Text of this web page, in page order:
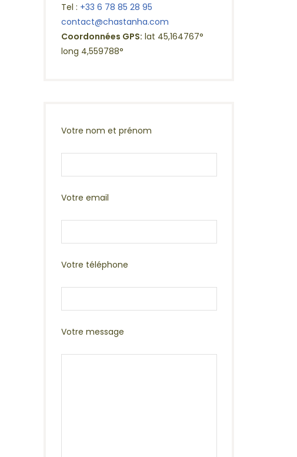
Tel : +33 6 78 85 28 95
contact@chastanha.com
Coordonnées GPS: lat 45,164767°
long 4,559788°
Votre nom et prénom
Votre email
Votre téléphone
Votre message